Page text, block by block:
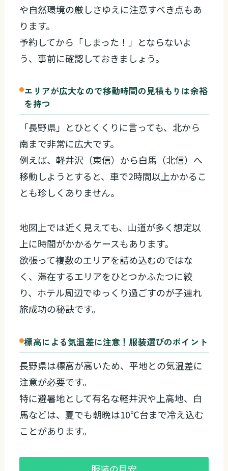
や自然環境の厳しさゆえに注意すべき点もあ
ります。
予約してから「しまった！」とならないよ
う、事前に確認しておきましょう。
エリアが広大なので移動時間の見積もりは余裕
を持つ
「長野県」とひとくくりに言っても、北から
南まで非常に広大です。
例えば、軽井沢（東信）から白馬（北信）へ
移動しようとすると、車で2時間以上かかるこ
とも珍しくありません。
地図上では近く見えても、山道が多く想定以
上に時間がかかるケースもあります。
欲張って複数のエリアを詰め込むのではな
く、滞在するエリアをひとつかふたつに絞
り、ホテル周辺でゆっくり過ごすのが子連れ
旅成功の秘訣です。
標高による気温差に注意！服装選びのポイント
長野県は標高が高いため、平地との気温差に
注意が必要です。
特に避暑地として有名な軽井沢や上高地、白
馬などは、夏でも朝晩は10℃台まで冷え込む
ことがあります。